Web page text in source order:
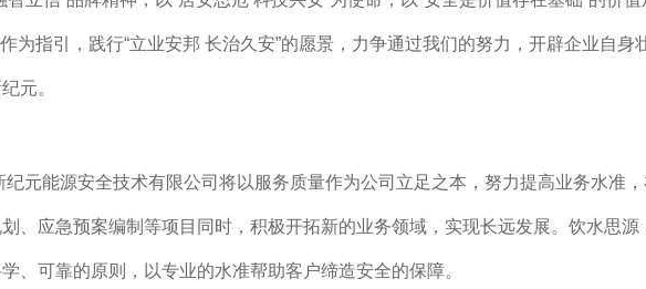
为指引，践行“立业安邦 长治久安”的愿景，力争通过我们的努力，开辟企业自身
元。
元能源安全技术有限公司将以服务质量作为公司立足之本，努力提高业务水准，
、应急预案编制等项目同时，积极开拓新的业务领域，实现长远发展。饮水思源
、可靠的原则，以专业的水准帮助客户缔造安全的保障。